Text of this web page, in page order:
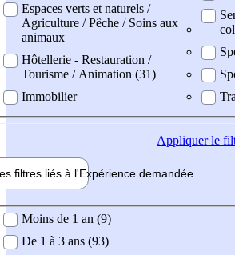
Espaces verts et naturels /
Agriculture / Pêche / Soins aux
animaux
Hôtellerie - Restauration /
Tourisme / Animation (31)
Immobilier
Appliquerle
filtres liés à l'Expérience demandée
demandée
Moins de 1 an (9)
De 1 à 3 ans (93)